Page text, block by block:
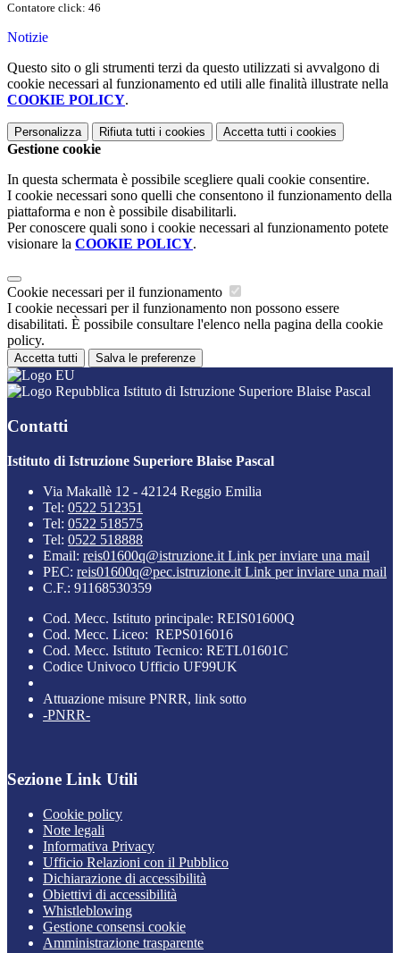
Contatore click: 46
Notizie
Questo sito o gli strumenti terzi da questo utilizzati si avvalgono di
cookie necessari al funzionamento ed utili alle finalità illustrate nella
COOKIE POLICY.
Personalizza Rifiuta tutti i cookies Accetta tutti i cookies
Gestione cookie
In questa schermata è possibile scegliere quali cookie consentire.
I cookie necessari sono quelli che consentono il funzionamento della
piattaforma e non è possibile disabilitarli.
Per conoscere quali sono i cookie necessari al funzionamento potete
visionare la COOKIE POLICY.
Cookie necessari per il funzionamento
I cookie necessari per il funzionamento non possono essere
disabilitati. È possibile consultare l'elenco nella pagina della cookie
policy.
Accetta tutti Salva le preferenze
Istituto di Istruzione Superiore Blaise Pascal
Contatti
Istituto di Istruzione Superiore Blaise Pascal
Via Makallè 12 - 42124 Reggio Emilia
Tel: 0522 512351
Tel: 0522 518575
Tel: 0522 518888
Email: reis01600q@istruzione.it Link per inviare una mail
PEC: reis01600q@pec.istruzione.it Link per inviare una mail
C.F.: 91168530359
Cod. Mecc. Istituto principale: REIS01600Q
Cod. Mecc. Liceo: REPS016016
Cod. Mecc. Istituto Tecnico: RETL01601C
Codice Univoco Ufficio UF99UK
Attuazione misure PNRR, link sotto
-PNRR-
Sezione Link Utili
Cookie policy
Note legali
Informativa Privacy
Ufficio Relazioni con il Pubblico
Dichiarazione di accessibilità
Obiettivi di accessibilità
Whistleblowing
Gestione consensi cookie
Amministrazione trasparente